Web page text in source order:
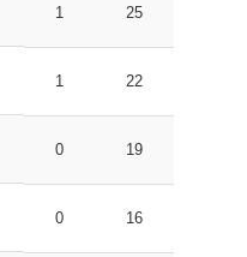
1 25
1 22
0 19
0 16